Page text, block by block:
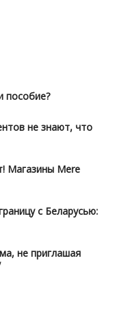
пособие?
не знают, что
Магазины Mere
с Беларусью:
не приглашая